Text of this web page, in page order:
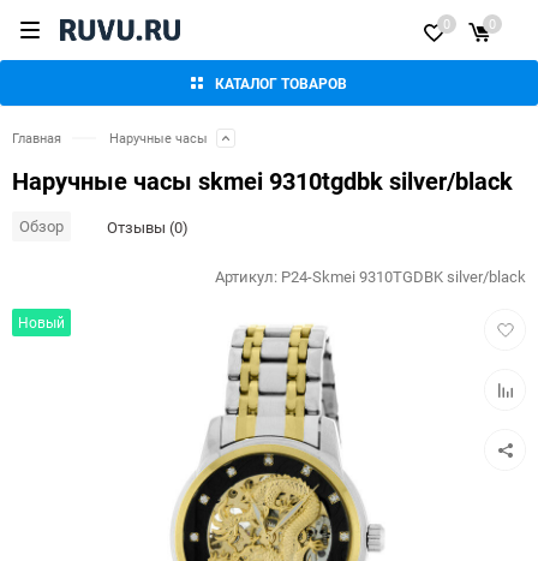
КАТАЛОГ ТОВАРОВ
0 0
Главная Наручные часы
Наручные часы skmei 9310tgdbk silver/black
Обзор Отзывы (0)
Новый
Артикул: P24-Skmei 9310TGDBK silver/black